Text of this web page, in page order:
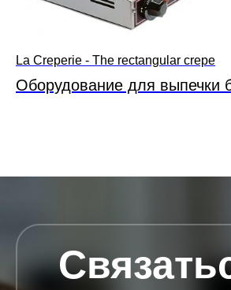
La Creperie - The rectangular crepe
Оборудование для выпечки